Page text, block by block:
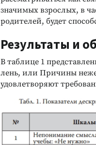
значимых взрослых, в
родителей, будет
Результаты и
В таблице 1
лень, или Причины
удовлетворяют